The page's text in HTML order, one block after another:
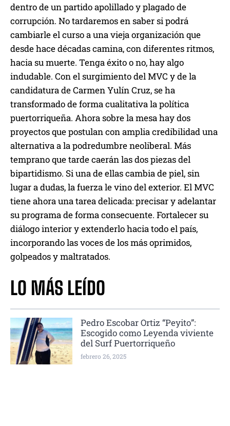
dentro de un partido apolillado y plagado de
corrupción. No tardaremos en saber si podrá
cambiarle el curso a una vieja organización que
desde hace décadas camina, con diferentes ritmos,
hacia su muerte. Tenga éxito o no, hay algo
indudable. Con el surgimiento del MVC y de la
candidatura de Carmen Yulín Cruz, se ha
transformado de forma cualitativa la política
puertorriqueña. Ahora sobre la mesa hay dos
proyectos que postulan con amplia credibilidad una
alternativa a la podredumbre neoliberal. Más
temprano que tarde caerán las dos piezas del
bipartidismo. Si una de ellas cambia de piel, sin
lugar a dudas, la fuerza le vino del exterior. El MVC
tiene ahora una tarea delicada: precisar y adelantar
su programa de forma consecuente. Fortalecer su
diálogo interior y extenderlo hacia todo el país,
incorporando las voces de los más oprimidos,
golpeados y maltratados.
LO MÁS LEÍDO
Pedro Escobar Ortiz “Peyito”:
Escogido como Leyenda viviente
del Surf Puertorriqueño
febrero 26, 2025